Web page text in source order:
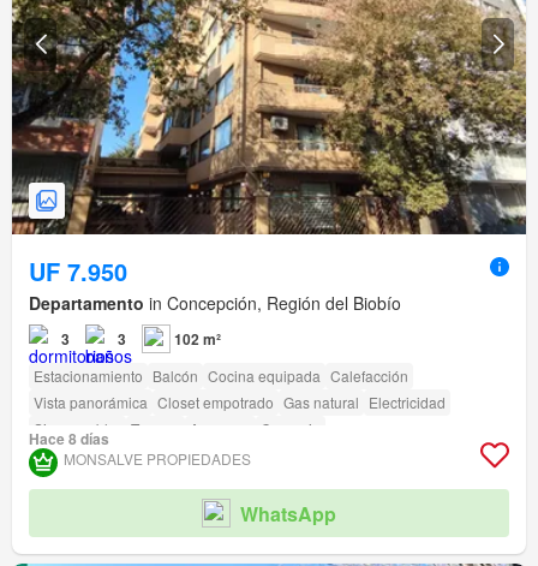
UF 7.950
Departamento in Concepción, Región del Biobío
3 3 102 m²
Estacionamiento Balcón Cocina equipada Calefacción
Vista panorámica Closet empotrado Gas natural Electricidad
Sin amueblar
Terraza Ascensor
Conserje
Acceso para personas con discapacidad
Hace 8 días
MONSALVE PROPIEDADES
WhatsApp